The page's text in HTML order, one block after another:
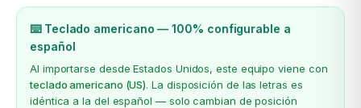
⌨️ Teclado americano — 100% configurable a
español
Al importarse desde Estados Unidos, este equipo viene con
teclado americano (US). La disposición de las letras es
idéntica a la del español — solo cambian de posición